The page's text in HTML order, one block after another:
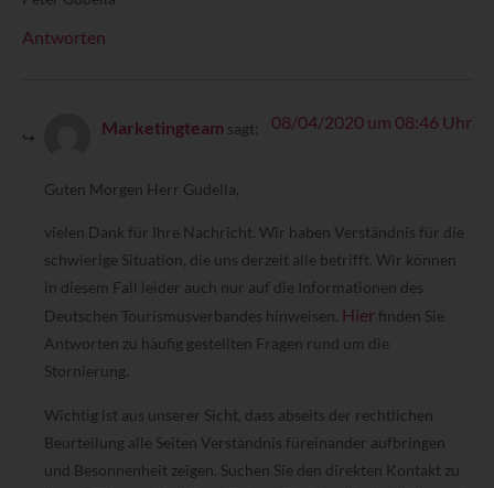
Antworten
Marketingteam sagt: 08/04/2020 um 08:46 Uhr
Guten Morgen Herr Gudella,
vielen Dank für Ihre Nachricht. Wir haben Verständnis für die
schwierige Situation, die uns derzeit alle betrifft. Wir können
in diesem Fall leider auch nur auf die Informationen des
Deutschen Tourismusverbandes hinweisen. Hierfinden Sie
Antworten zu häufig gestellten Fragen rund um die
Stornierung.
Wichtig ist aus unserer Sicht, dass abseits der rechtlichen
Beurteilung alle Seiten Verständnis füreinander aufbringen
und Besonnenheit zeigen. Suchen Sie den direkten Kontakt zu